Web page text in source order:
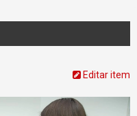
Editar item